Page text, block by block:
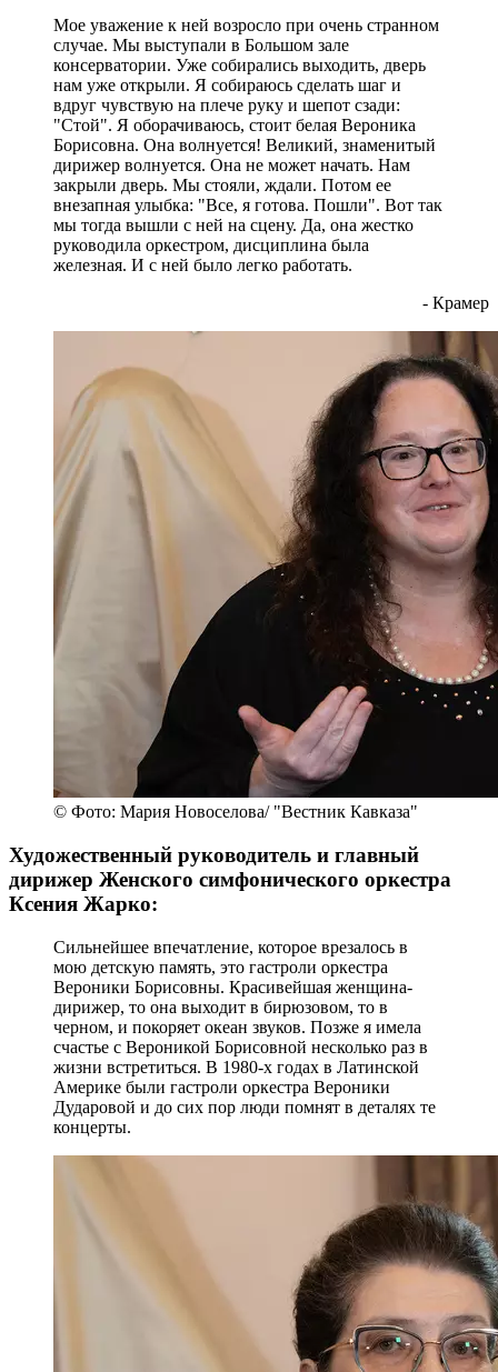
Мое уважение к ней возросло при очень странном
случае. Мы выступали в Большом зале
консерватории. Уже собирались выходить, дверь
нам уже открыли. Я собираюсь сделать шаг и
вдруг чувствую на плече руку и шепот сзади:
"Стой". Я оборачиваюсь, стоит белая Вероника
Борисовна. Она волнуется! Великий, знаменитый
дирижер волнуется. Она не может начать. Нам
закрыли дверь. Мы стояли, ждали. Потом ее
внезапная улыбка: "Все, я готова. Пошли". Вот так
мы тогда вышли с ней на сцену. Да, она жестко
руководила оркестром, дисциплина была
железная. И с ней было легко работать.
- Крамер
© Фото: Мария Новоселова/ "Вестник Кавказа"
Художественный руководитель и главный
дирижер Женского симфонического оркестра
Ксения Жарко:
Сильнейшее впечатление, которое врезалось в
мою детскую память, это гастроли оркестра
Вероники Борисовны. Красивейшая женщина-
дирижер, то она выходит в бирюзовом, то в
черном, и покоряет океан звуков. Позже я имела
счастье с Вероникой Борисовной несколько раз в
жизни встретиться. В 1980-х годах в Латинской
Америке были гастроли оркестра Вероники
Дударовой и до сих пор люди помнят в деталях те
концерты.